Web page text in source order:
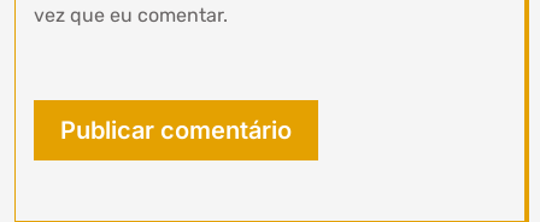
vez que eu comentar.